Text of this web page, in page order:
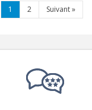
1 2 Suivant»